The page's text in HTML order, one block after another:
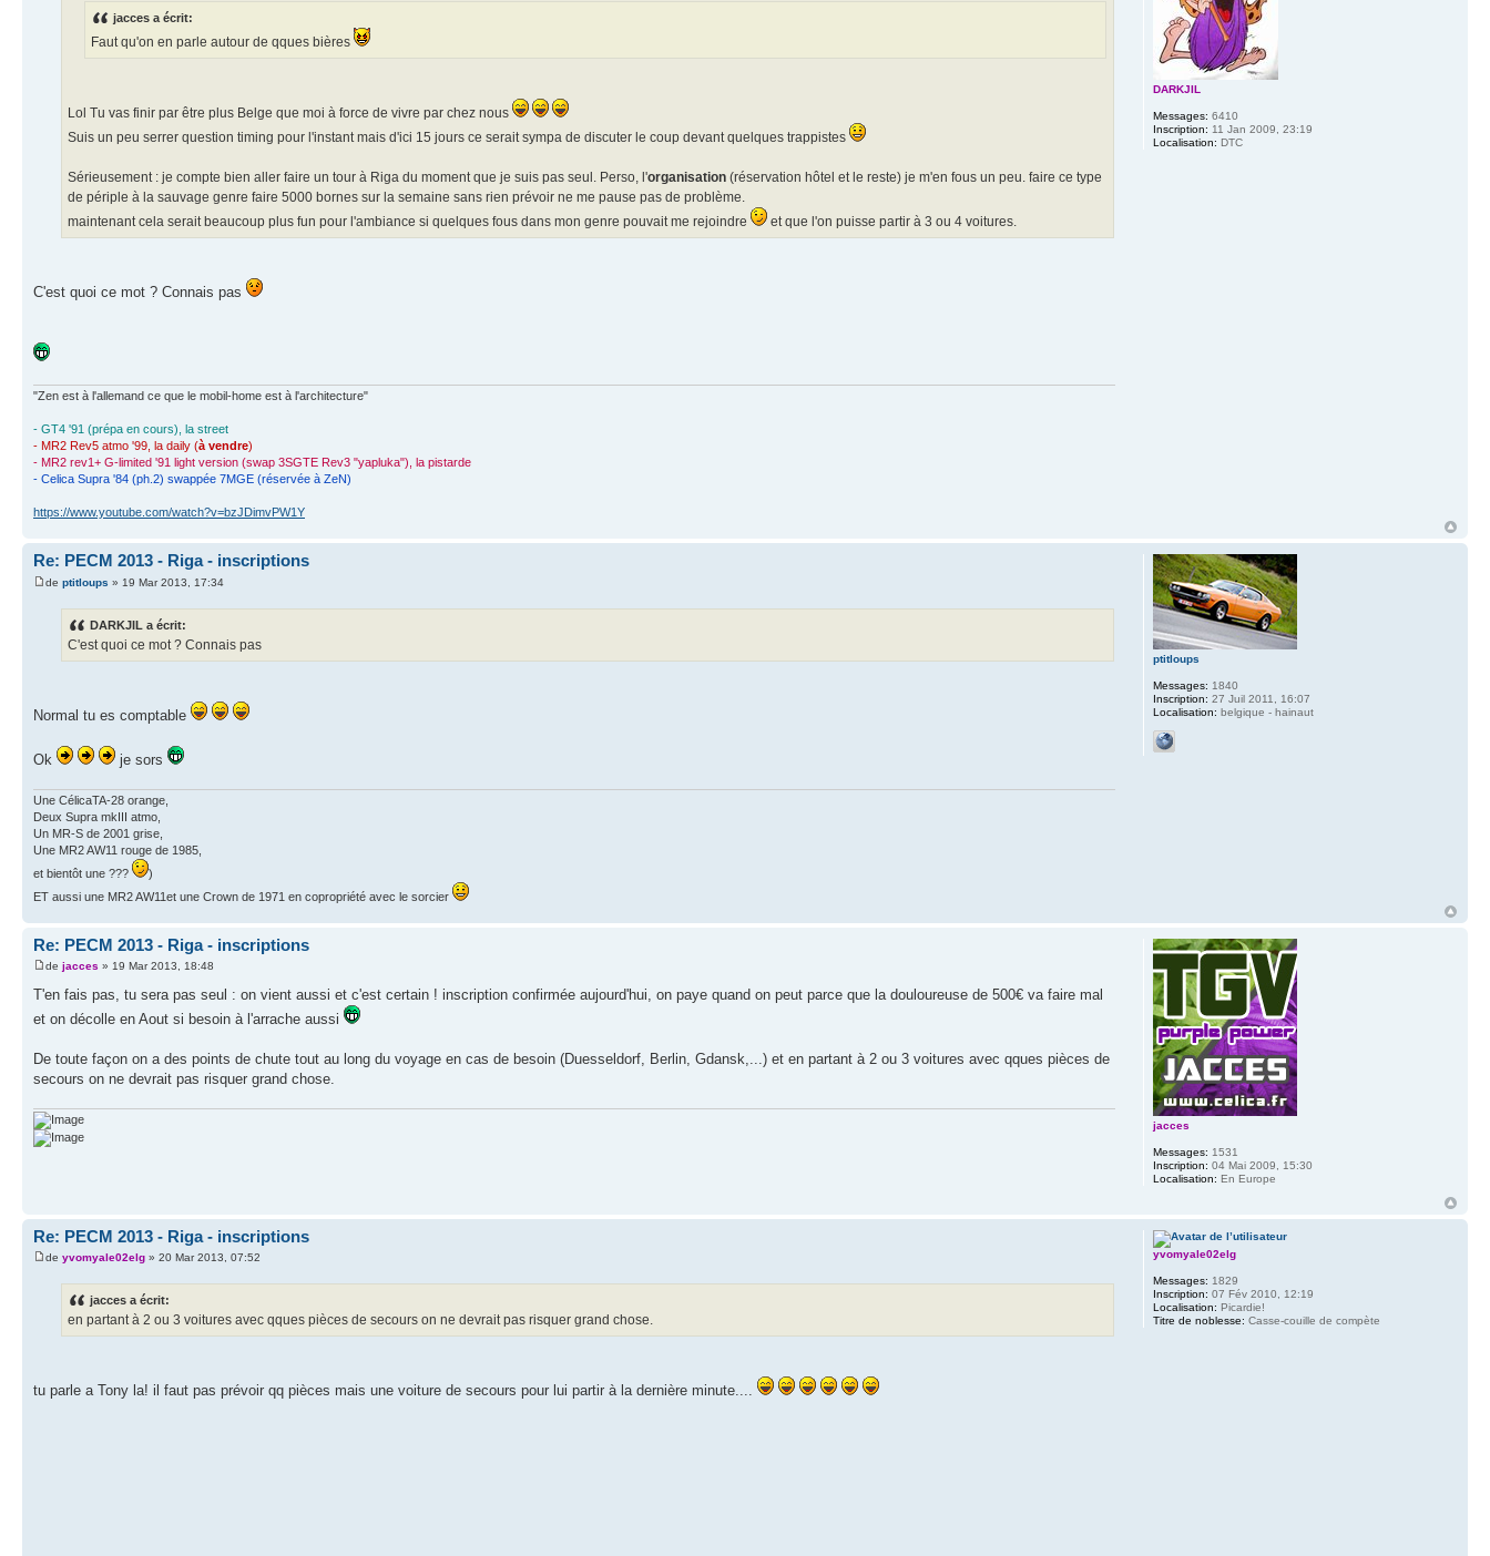
jacces a écrit:
Faut qu'on en parle autour de qques bières
Lol Tu vas finir par être plus Belge que moi à force de vivre par chez nous
Suis un peu serrer question timing pour l'instant mais d'ici 15 jours ce serait sympa de discuter le coup devant quelques trappistes
Sérieusement : je compte bien aller faire un tour à Riga du moment que je suis pas seul. Perso, l'organisation (réservation hôtel et le reste) je m'en fous un peu. faire ce type
de périple à la sauvage genre faire 5000 bornes sur la semaine sans rien prévoir ne me pause pas de problème.
maintenant cela serait beaucoup plus fun pour l'ambiance si quelques fous dans mon genre pouvait me rejoindre
et que l'on puisse partir à 3 ou 4 voitures.
C'est quoi ce mot ? Connais pas
"Zen est à l'allemand ce que le mobil-home est à l'architecture"
- GT4 '91 (prépa en cours), la street
- MR2 Rev5 atmo '99, la daily (à vendre)
- MR2 rev1+ G-limited '91 light version (swap 3SGTE Rev3 "yapluka"), la pistarde
- Celica Supra '84 (ph.2) swappée 7MGE (réservée à ZeN)
https://www.youtube.com/watch?v=bzJDimvPW1Y
DARKJIL
Messages: 6410
Inscription: 11 Jan 2009, 23:19
Localisation: DTC
Re: PECM 2013 - Riga - inscriptions
de ptitloups » 19 Mar 2013, 17:34
DARKJIL a écrit:
C'est quoi ce mot ? Connais pas
Normal tu es comptable
Ok je sors
Une CélicaTA-28 orange,
Deux Supra mkIII atmo,
Un MR-S de 2001 grise,
Une MR2 AW11 rouge de 1985,
et bientôt une ???
)
ET aussi une MR2 AW11et une Crown de 1971 en copropriété avec le sorcier
ptitloups
Messages: 1840
Inscription: 27 Juil 2011, 16:07
Localisation: belgique - hainaut
Re: PECM 2013 - Riga - inscriptions
de jacces » 19 Mar 2013, 18:48
T'en fais pas, tu sera pas seul : on vient aussi et c'est certain ! inscription confirmée aujourd'hui, on paye quand on peut parce que la douloureuse de 500€ va faire mal
et on décolle en Aout si besoin à l'arrache aussi
De toute façon on a des points de chute tout au long du voyage en cas de besoin (Duesseldorf, Berlin, Gdansk,...) et en partant à 2 ou 3 voitures avec qques pièces de
secours on ne devrait pas risquer grand chose.
jacces
Messages: 1531
Inscription: 04 Mai 2009, 15:30
Localisation: En Europe
Re: PECM 2013 - Riga - inscriptions
de yvomyale02elg » 20 Mar 2013, 07:52
jacces a écrit:
en partant à 2 ou 3 voitures avec qques pièces de secours on ne devrait pas risquer grand chose.
tu parle a Tony la! il faut pas prévoir qq pièces mais une voiture de secours pour lui partir à la dernière minute....
yvomyale02elg
Messages: 1829
Inscription: 07 Fév 2010, 12:19
Localisation: Picardie!
Titre de noblesse: Casse-couille de compète